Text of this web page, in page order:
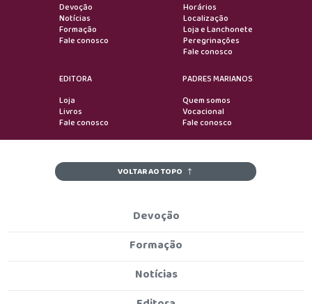
Devoção
Notícias
Formação
Fale conosco
Horários
Localização
Loja e Lanchonete
Peregrinações
Fale conosco
EDITORA
Loja
Livros
Fale conosco
PADRES MARIANOS
Quem somos
Vocacional
Fale conosco
VOLTAR AO TOPO
Devoção
Formação
Notícias